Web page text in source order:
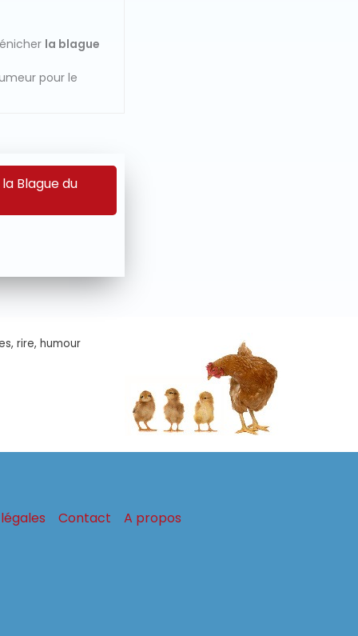
la blague
pour le
Blague du
rire, humour
Contact A propos